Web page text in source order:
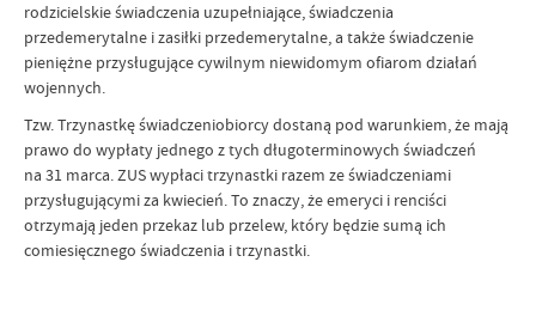
rodzicielskie świadczenia uzupełniające, świadczenia
przedemerytalne i zasiłki przedemerytalne, a także świadczenie
pieniężne przysługujące cywilnym niewidomym ofiarom działań
wojennych.
Tzw. Trzynastkę świadczeniobiorcy dostaną pod warunkiem, że mają
prawo do wypłaty jednego z tych długoterminowych świadczeń
na 31 marca. ZUS wypłaci trzynastki razem ze świadczeniami
przysługującymi za kwiecień. To znaczy, że emeryci i renciści
otrzymają jeden przekaz lub przelew, który będzie sumą ich
comiesięcznego świadczenia i trzynastki.